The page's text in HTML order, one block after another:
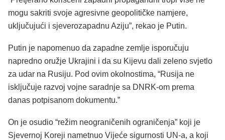
mogu sakriti svoje agresivne geopolitičke namjere,
uključujući i sjeverozapadnu Aziju”, rekao je Putin.
Putin je napomenuo da zapadne zemlje isporučuju
napredno oružje Ukrajini i da su Kijevu dali zeleno svjetlo
za udar na Rusiju. Pod ovim okolnostima, “Rusija ne
isključuje razvoj vojne saradnje sa DNRK-om prema
danas potpisanom dokumentu.”
On je osudio “režim neograničenih ograničenja” koji je
Sjevernoj Koreji nametnuo Vijeće sigurnosti UN-a, a koji